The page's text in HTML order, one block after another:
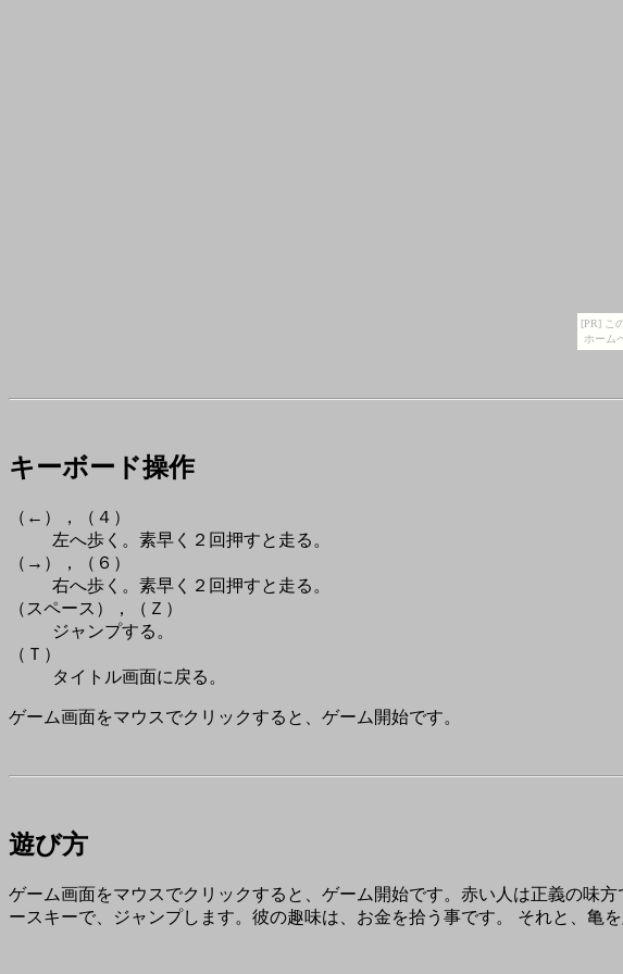
[PR] こ
ホーム
キーボード操作
（←），（４）
左へ歩く。素早く２回押すと走る。
（→），（６）
右へ歩く。素早く２回押すと走る。
（スペース），（Ｚ）
ジャンプする。
（Ｔ）
タイトル画面に戻る。
ゲーム画面をマウスでクリックすると、ゲーム開始です。
遊び方
ゲーム画面をマウスでクリックすると、ゲーム開始です。赤い人は正義の味
ースキーで、ジャンプします。彼の趣味は、お金を拾う事です。 それと、亀